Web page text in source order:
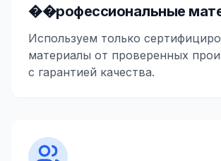
��рофессиональные
Используем только
материалы от проверенных
с гарантией качества.